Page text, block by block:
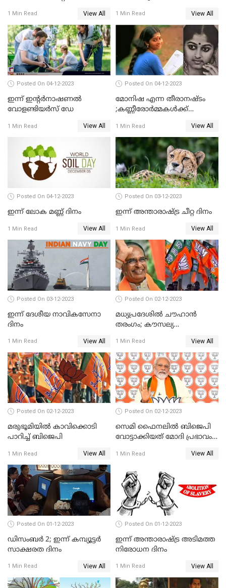
ചരമവാര്‍ഷികം
1 Min Read View All 1 Min Read View All
Posted On 04-12-2023
ഇന്ന് ഇന്റര്‍നാഷണല്‍
വോളണ്ടിയര്‍സ് ഡേ
1 Min Read View All
Posted On 04-12-2023
മോനിഷ എന്ന തീരാനഷ്ടം
;കണ്ണീരോർമ്മകൾക്ക്
1 Min Read View All
Posted On 04-12-2023
ഇന്ന് ലോക മണ്ണ് ദിനം
1 Min Read View All
Posted On 03-12-2023
ഇന്ന് അന്താരാഷ്ട്ര ചീറ്റ ദിനം
1 Min Read View All
Posted On 03-12-2023
ഇന്ന് ദേശീയ നാവികസേനാ
ദിനം
1 Min Read View All
Posted On 02-12-2023
മധ്യപ്രദേശിൽ ചൗഹാൻ
തരംഗം; കൗസല്യ
ചാലിസയ്ക്കും
രക്ഷിക്കാനാവാത്ത
കോൺഗ്രസ്
1 Min Read View All
Posted On 02-12-2023
മരുഭൂമിയില്‍ കാവിക്കൊടി
പാറിച്ച് ബിജെപി
1 Min Read View All
Posted On 02-12-2023
സെമി ഫൈനലില്‍ ബിജെപി
വോട്ടാക്കിയത് മോദി പ്രഭാവം
1 Min Read View All
Posted On 01-12-2023
ഡിസംബര്‍ 2; ഇന്ന്‌ കമ്പ്യൂട്ടര്‍
സാക്ഷരത ദിനം
1 Min Read View All
Posted On 01-12-2023
ഇന്ന് അന്താരാഷ്ട്ര അടിമത്ത
നിരോധന ദിനം
1 Min Read View All